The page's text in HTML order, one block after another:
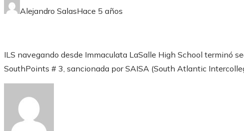
Alejandro SalasHace 5 años
ILS navegando desde Immaculata LaSalle High School terminó
SouthPoints # 3, sancionada por SAISA (South Atlantic